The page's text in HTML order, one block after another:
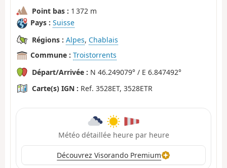
Point bas : 1 372 m
Pays : Suisse
Régions : Alpes, Chablais
Commune : Troistorrents
Départ/Arrivée : N 46.249079° / E 6.847492°
Carte(s) IGN : Ref. 3528ET, 3528ETR
Météo détaillée heure par heure
Découvrez Visorando Premium